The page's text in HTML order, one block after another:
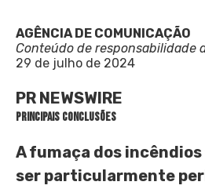
AGÊNCIA DE COMUNICAÇÃO
Conteúdo de responsabilidade
29 de julho de 2024
PR NEWSWIRE
Principais Conclusões
A fumaça dos
ser particularmente